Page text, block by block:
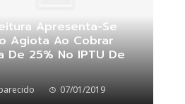
Apresenta-Se
Agiota Ao Cobrar
De 25% No IPTU De
07/01/2019